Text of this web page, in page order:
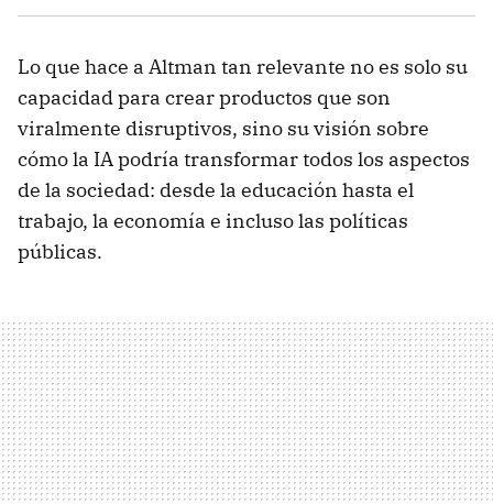
Lo que hace a Altman tan relevante no es solo su
capacidad para crear productos que son
viralmente disruptivos, sino su visión sobre
cómo la IA podría transformar todos los aspectos
de la sociedad: desde la educación hasta el
trabajo, la economía e incluso las políticas
públicas.